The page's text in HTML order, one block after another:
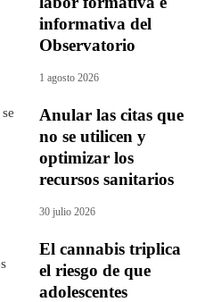
informativa del
Observatorio
1 agosto 2026
Anular las citas que
no se utilicen y
optimizar los
recursos sanitarios
30 julio 2026
El cannabis triplica
el riesgo de que
adolescentes